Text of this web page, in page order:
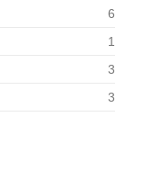
6
1
3
3